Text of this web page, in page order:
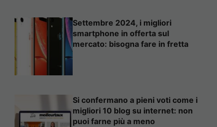
Settembre 2024, i migliori
smartphone in offerta sul
mercato: bisogna fare in fretta
Si confermano a pieni voti come i
migliori 10 blog su internet: non
puoi farne più a meno